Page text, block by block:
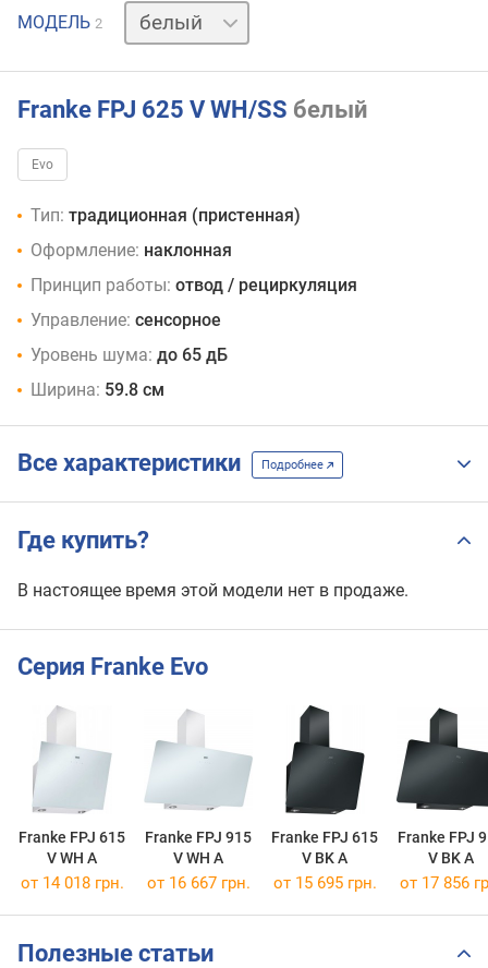
МОДЕЛЬ 2
черный
Franke FPJ 625 V WH/SS белый
Evo
Тип: традиционная (пристенная)
Оформление: наклонная
Принцип работы: отвод / рециркуляция
Управление: сенсорное
Уровень шума: до 65 дБ
Ширина: 59.8 см
Все характеристики Подробнее
Где купить?
В настоящее время этой модели нет в продаже.
Серия Franke Evo
Franke FPJ 615
V WH A
Franke FPJ 915
V WH A
Franke FPJ 615
V BK A
Franke FPJ
V BK A
от 14 018 грн. от 16 667 грн. от 15 695 грн. от 17 856
Полезные статьи